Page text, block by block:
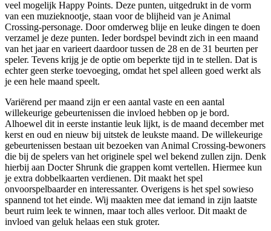
veel mogelijk Happy Points. Deze punten, uitgedrukt in de vorm
van een muzieknootje, staan voor de blijheid van je Animal
Crossing-personage. Door omderweg blije en leuke dingen te doen
verzamel je deze punten. Ieder bordspel bevindt zich in een maand
van het jaar en varieert daardoor tussen de 28 en de 31 beurten per
speler. Tevens krijg je de optie om beperkte tijd in te stellen. Dat is
echter geen sterke toevoeging, omdat het spel alleen goed werkt als
je een hele maand speelt.
Variërend per maand zijn er een aantal vaste en een aantal
willekeurige gebeurtenissen die invloed hebben op je bord.
Alhoewel dit in eerste instantie leuk lijkt, is de maand december met
kerst en oud en nieuw bij uitstek de leukste maand. De willekeurige
gebeurtenissen bestaan uit bezoeken van Animal Crossing-bewoners
die bij de spelers van het originele spel wel bekend zullen zijn. Denk
hierbij aan Docter Shrunk die grappen komt vertellen. Hiermee kun
je extra dobbelkaarten verdienen. Dit maakt het spel
onvoorspelbaarder en interessanter. Overigens is het spel sowieso
spannend tot het einde. Wij maakten mee dat iemand in zijn laatste
beurt ruim leek te winnen, maar toch alles verloor. Dit maakt de
invloed van geluk helaas een stuk groter.